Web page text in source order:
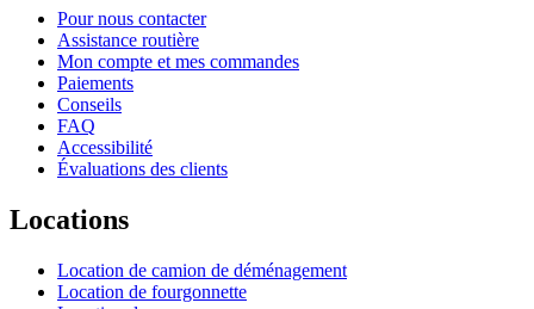
Pour nous contacter
Assistance routière
Mon compte et mes commandes
Paiements
Conseils
FAQ
Accessibilité
Évaluations des clients
Locations
Location de camion de déménagement
Location de fourgonnette